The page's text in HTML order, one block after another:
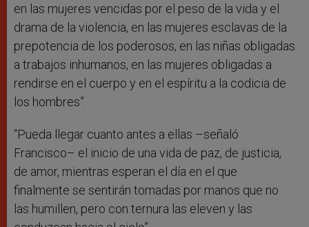
en las mujeres vencidas por el peso de la vida y el
drama de la violencia, en las mujeres esclavas de la
prepotencia de los poderosos, en las niñas obligadas
a trabajos inhumanos, en las mujeres obligadas a
rendirse en el cuerpo y en el espíritu a la codicia de
los hombres”.
“Pueda llegar cuanto antes a ellas –señaló
Francisco– el inicio de una vida de paz, de justicia,
de amor, mientras esperan el día en el que
finalmente se sentirán tomadas por manos que no
las humillen, pero con ternura las eleven y las